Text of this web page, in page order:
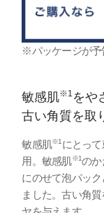
※パッケージが予
敏感肌※1 をや
古い角質を取
敏感肌※1 にとっ
用。敏感肌※1のか
にのせて泡パッ
ました。古い角